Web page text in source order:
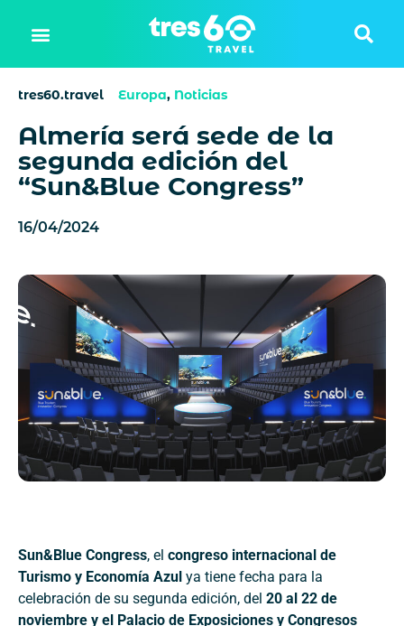
tres60.travel Europa, Noticias
Almería será sede de la
segunda edición del
“Sun&Blue Congress”
16/04/2024
Sun&Blue Congress, el congreso internacional de
Turismo y Economía Azul ya tiene fecha para la
celebración de su segunda edición, del 20 al 22 de
noviembre y el Palacio de Exposiciones y Congresos